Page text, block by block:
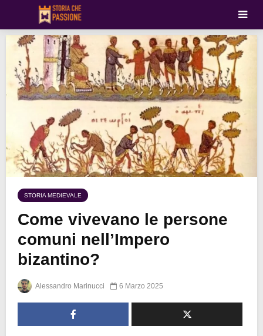
STORIA MEDIEVALE
Come vivevano le persone
comuni nell’Impero
bizantino?
Alessandro Marinucci 6 Marzo 2025